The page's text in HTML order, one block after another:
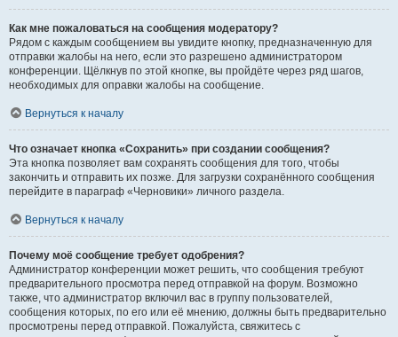
Как мне пожаловаться на сообщения модератору?
Рядом с каждым сообщением вы увидите кнопку, предназначенную для
отправки жалобы на него, если это разрешено администратором
конференции. Щёлкнув по этой кнопке, вы пройдёте через ряд шагов,
необходимых для оправки жалобы на сообщение.
Вернуться к началу
Что означает кнопка «Сохранить» при создании сообщения?
Эта кнопка позволяет вам сохранять сообщения для того, чтобы
закончить и отправить их позже. Для загрузки сохранённого сообщения
перейдите в параграф «Черновики» личного раздела.
Вернуться к началу
Почему моё сообщение требует одобрения?
Администратор конференции может решить, что сообщения требуют
предварительного просмотра перед отправкой на форум. Возможно
также, что администратор включил вас в группу пользователей,
сообщения которых, по его или её мнению, должны быть предварительно
просмотрены перед отправкой. Пожалуйста, свяжитесь с